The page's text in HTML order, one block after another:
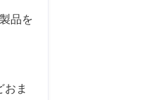
品を
おま